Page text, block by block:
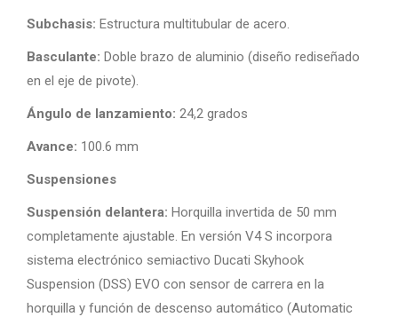
Subchasis: Estructura multitubular de acero.
Basculante: Doble brazo de aluminio (diseño rediseñado
en el eje de pivote).
Ángulo de lanzamiento: 24,2 grados
Avance: 100.6 mm
Suspensiones
Suspensión delantera: Horquilla invertida de 50 mm
completamente ajustable. En versión V4 S incorpora
sistema electrónico semiactivo Ducati Skyhook
Suspension (DSS) EVO con sensor de carrera en la
horquilla y función de descenso automático (Automatic